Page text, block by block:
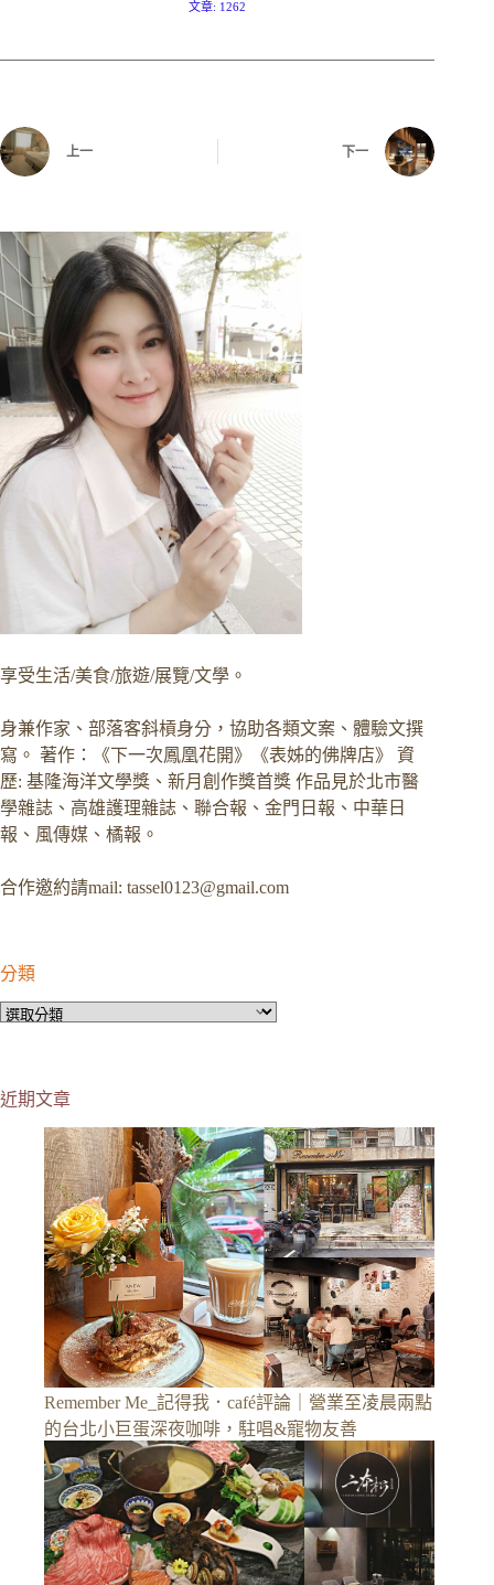
文章: 1262
上一 下一
享受生活/美食/旅遊/展覽/文學。
身兼作家、部落客斜槓身分，協助各類文案、體驗文撰
寫。 著作：《下一次鳳凰花開》《表姊的佛牌店》 資
歷: 基隆海洋文學獎、新月創作獎首獎 作品見於北市醫
學雜誌、高雄護理雜誌、聯合報、金門日報、中華日
報、風傳媒、橘報。
合作邀約請mail: tassel0123@gmail.com
分類
分
近期文章
Remember Me_記得我．café評論｜營業至凌晨兩點
的台北小巨蛋深夜咖啡，駐唱&寵物友善